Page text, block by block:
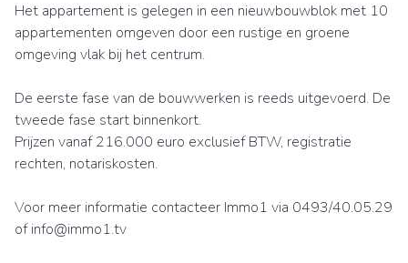
Het appartement is gelegen in een nieuwbouwblok met 10
appartementen omgeven door een rustige en groene
omgeving vlak bij het centrum.
De eerste fase van de bouwwerken is reeds uitgevoerd. De
tweede fase start binnenkort.
Prijzen vanaf 216.000 euro exclusief BTW, registratie
rechten, notariskosten.
Voor meer informatie contacteer Immo1 via 0493/40.05.29
of info@immo1.tv